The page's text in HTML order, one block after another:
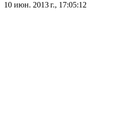
10 июн. 2013 г., 17:05:12